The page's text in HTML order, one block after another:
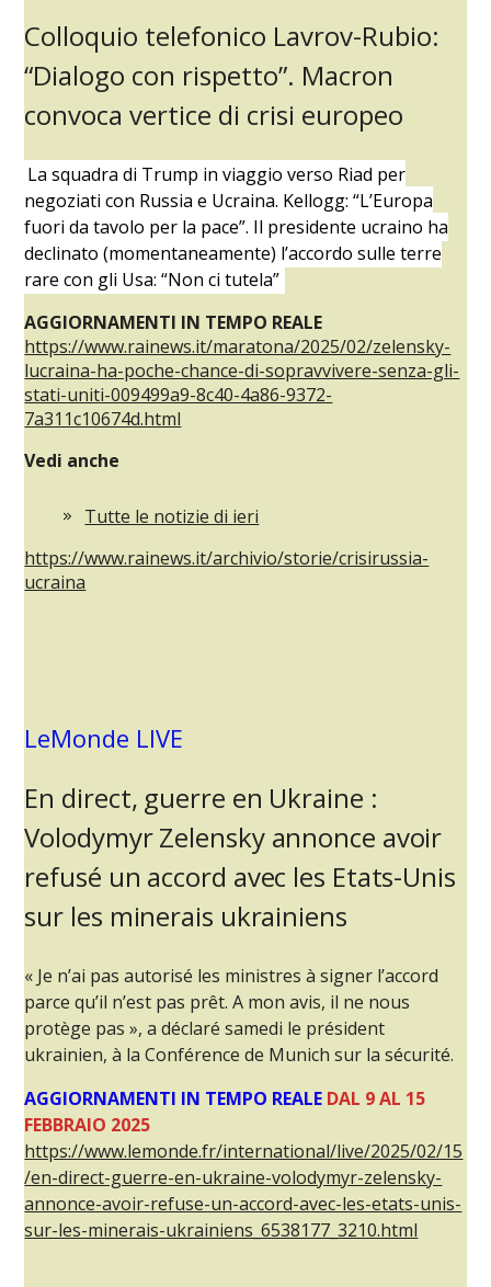
Colloquio telefonico Lavrov-Rubio:
“Dialogo con rispetto”. Macron
convoca vertice di crisi europeo
La squadra di Trump in viaggio verso Riad per
negoziati con Russia e Ucraina. Kellogg: “L’Europa
fuori da tavolo per la pace”. Il presidente ucraino ha
declinato (momentaneamente) l’accordo sulle terre
rare con gli Usa: “Non ci tutela”
AGGIORNAMENTI IN TEMPO REALE
https://www.rainews.it/maratona/2025/02/zelensky-
lucraina-ha-poche-chance-di-sopravvivere-senza-gli-
stati-uniti-009499a9-8c40-4a86-9372-
7a311c10674d.html
Vedi anche
Tutte le notizie di ieri
https://www.rainews.it/archivio/storie/crisirussia-
ucraina
LeMonde LIVE
En direct, guerre en Ukraine :
Volodymyr Zelensky annonce avoir
refusé un accord avec les Etats-Unis
sur les minerais ukrainiens
« Je n’ai pas autorisé les ministres à signer l’accord
parce qu’il n’est pas prêt. A mon avis, il ne nous
protège pas », a déclaré samedi le président
ukrainien, à la Conférence de Munich sur la sécurité.
AGGIORNAMENTI IN TEMPO REALE DAL 9 AL 15
FEBBRAIO 2025
https://www.lemonde.fr/international/live/2025/02/15
/en-direct-guerre-en-ukraine-volodymyr-zelensky-
annonce-avoir-refuse-un-accord-avec-les-etats-unis-
sur-les-minerais-ukrainiens_6538177_3210.html